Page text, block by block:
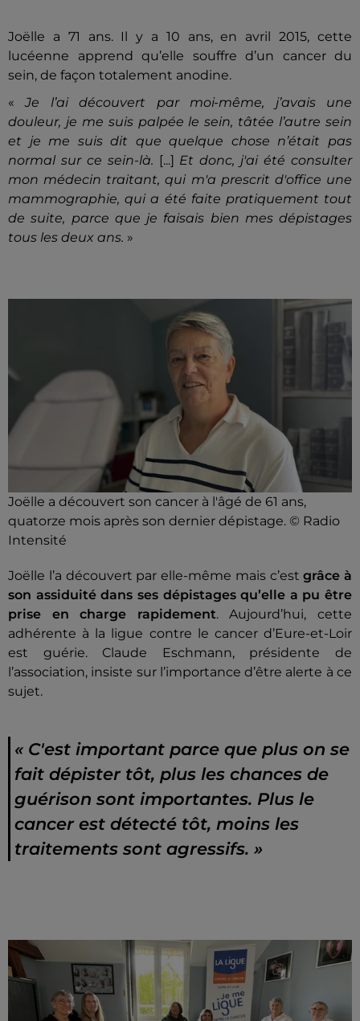
Joëlle a 71 ans. Il y a 10 ans, en avril 2015, cette
lucéenne apprend qu’elle souffre d’un cancer du
sein, de façon totalement anodine.
«Je l’ai découvert par moi-même, j’avais une
douleur, je me suis palpée le sein, tâtée l’autre sein
et je me suis dit que quelque chose n’était pas
normal sur ce sein-là. [...] Et donc, j'ai été consulter
mon médecin traitant, qui m'a prescrit d'office une
mammographie, qui a été faite pratiquement tout
de suite, parce que je faisais bien mes dépistages
tous les deux ans. »
Joëlle a découvert son cancer à l'âgé de 61 ans,
quatorze mois après son dernier dépistage. © Radio
Intensité
Joëlle l’a découvert par elle-même mais c’estgrâce à
son assiduité dans ses dépistages qu’elle a pu être
prise en charge rapidement. Aujourd’hui, cette
adhérente à la ligue contre le cancer d’Eure-et-Loir
est guérie. Claude Eschmann, présidente de
l’association, insiste sur l’importance d’être alerte à ce
sujet.
« C'est important parce que plus on se
fait dépister tôt, plus les chances de
guérison sont importantes. Plus le
cancer est détecté tôt, moins les
traitements sont agressifs. »